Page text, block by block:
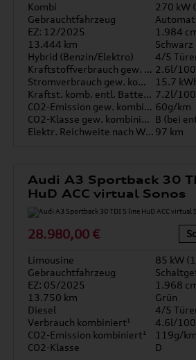
Kombi
270 kW
Gebrauchtfahrzeug
EZ: 12/2025
1.984
13.444 km
Schwarz
Hybrid (Benzin/Elektro)
4/5
Kraftstoffverbrauch gew. kombiniert 2.6l/
Stromverbrauch gew. kombiniert
15.7
Kraftst. komb. entl. Batterie 7.2l/
CO2-Emission gew. kombiniert 60g/km
CO2-Klasse gew. kombiniert B (bei
Elektr. Reichweite nach WLTP* 97 km
Audi A3 Sportback 30
HuD ACC virtual Sonos
28.980,00 €
Limousine
85 kW
Gebrauchtfahrzeug
EZ: 05/2025
1.968
13.750 km
Grün
Diesel
4/5
Verbrauch kombiniert¹
4.6l/100
CO2-Emission kombiniert¹
119g/km
CO2-Klasse
D